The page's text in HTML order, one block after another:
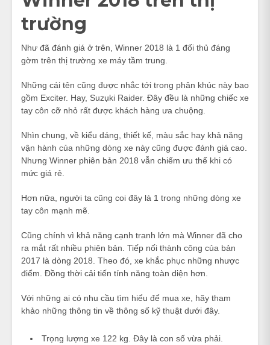
trường
Như đã đánh giá ở trên, Winner 2018 là 1 đối thủ đáng
gờm trên thị trường xe máy tầm trung.
Những cái tên cũng được nhắc tới trong phân khúc này bao
gồm Exciter. Hay, Suzụki Raider. Đây đều là những chiếc xe
tay côn cỡ nhỏ rất được khách hàng ưa chuộng.
Nhìn chung, về kiểu dáng, thiết kế, màu sắc hay khả năng
vận hành của những dòng xe này cũng được đánh giá cao.
Nhưng Winner phiên bản 2018 vẫn chiếm ưu thế khi có
mức giá rẻ.
Hơn nữa, người ta cũng coi đây là 1 trong những dòng xe
tay côn mạnh mẽ.
Cũng chính vì khả năng cạnh tranh lớn mà Winner đã cho
ra mắt rất nhiều phiên bản. Tiếp nối thành công của bản
2017 là dòng 2018. Theo đó, xe khắc phục những nhược
điểm. Đồng thời cải tiến tính năng toàn diện hơn.
Với những ai có nhu cầu tìm hiểu để mua xe, hãy tham
khảo những thông tin về thông số kỹ thuật dưới đây.
Trọng lượng xe 122 kg. Đây là con số vừa phải.